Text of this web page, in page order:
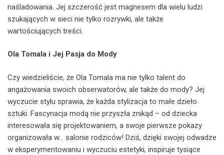
naśladowania. Jej szczerość jest magnesem dla wielu ludzi
szukających w sieci nie tylko rozrywki, ale także
wartościujących treści.
Ola Tomala i Jej Pasja do Mody
Czy wiedzieliście, że Ola Tomala ma nie tylko talent do
angażowania swoich obserwatorów, ale także do mody? Jej
wyczucie stylu sprawia, że każda stylizacja to małe dzieło
sztuki. Fascynacja modą nie przyszła znikąd – od dziecka
interesowała się projektowaniem, a swoje pierwsze pokazy
organizowała w… salonie rodziców! Dziś, dzięki swojej odwadze
w eksperymentowaniu i wyczuciu estetyki, inspiruje tysiące